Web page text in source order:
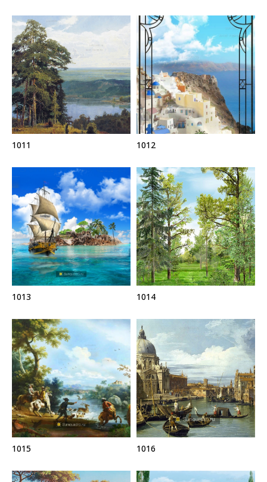
1011 1012
1013 1014
1015 1016